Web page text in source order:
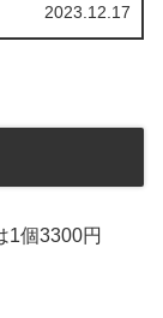
2023.12.17
1個3300円